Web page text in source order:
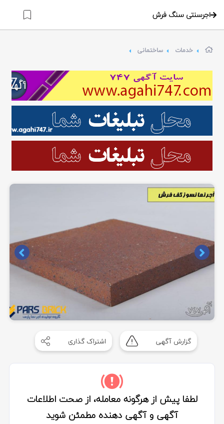
اجرسنتی سنگ فرش
خدمات ساختمانی
گزارش آگهی اشتراک گذاری
لطفا پیش از هرگونه معامله، از صحت اطلاعات
آگهی و آگهی دهنده مطمئن شوید